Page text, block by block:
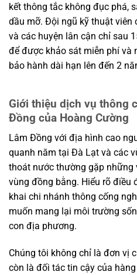
kết thông tắc không đục phá,
dầu mỡ. Đội ngũ kỹ thuật viên
và các huyện lân cận chỉ sau
để được khảo sát miễn phí và
bảo hành dài hạn lên đến 2
Giới thiệu dịch vụ thông
Đồng của Hoàng Cường
Lâm Đồng với địa hình cao
quanh năm tại Đà Lạt và các
thoát nước thường gặp những
vùng đồng bằng. Hiểu rõ điều
khai chi nhánh thông cống
muốn mang lại môi trường
con địa phương.
Chúng tôi không chỉ là đơn vị
còn là đối tác tin cậy của